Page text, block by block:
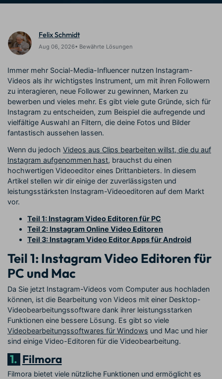
Kickstart Bootcamp
Videobearbeitungs-
Fähigkeiten mit Filmora
DIY-Spezialeffekte
Creator
Monetarisierungs-
Programm
Monetarisieren Sie
Ihren Einfluss mit Filmora
Freunde-werben-
Programm
An Freunde empfehlen,
Belohnungen erhalten
Kunden-Geschichten
Erfahren Sie, wie unsere
Kunden Erfolg haben
Schalten Sie Partnerschaften
auf Unternehmensebene frei
Felix Schmidt
Aug 06, 2026• Bewährte Lösungen
Immer mehr Social-Media-Influencer nutzen Instagram-
Videos als ihr wichtigstes Instrument, um mit ihren Followern
zu interagieren, neue Follower zu gewinnen, Marken zu
bewerben und vieles mehr. Es gibt viele gute Gründe, sich für
Instagram zu entscheiden, zum Beispiel die aufregende und
vielfältige Auswahl an Filtern, die deine Fotos und Bilder
fantastisch aussehen lassen.
Wenn du jedoch Videos aus Clips bearbeiten willst, die du auf
Instagram aufgenommen hast, brauchst du einen
hochwertigen Videoeditor eines Drittanbieters. In diesem
Artikel stellen wir dir einige der zuverlässigsten und
leistungsstärksten Instagram-Videoeditoren auf dem Markt
vor.
Teil 1: Instagram Video Editoren für PC
Teil 2: Instagram Online Video Editoren
Teil 3: Instagram Video Editor Apps für Android
Teil 1: Instagram Video Editoren für
PC und Mac
Da Sie jetzt Instagram-Videos vom Computer aus hochladen
können, ist die Bearbeitung von Videos mit einer Desktop-
Videobearbeitungssoftware dank ihrer leistungsstarken
Funktionen eine bessere Lösung. Es gibt so viele
Videobearbeitungssoftwares für Windows und Mac und hier
sind einige Video-Editoren für die Videobearbeitung.
1. Filmora
Filmora bietet viele nützliche Funktionen und ermöglicht es